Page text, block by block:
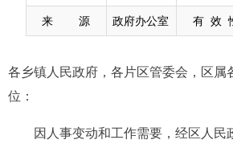
来 源
政府办公室 有 效
各乡镇人民政府，各片区管委会，区属
位 ：
因人事变动和工作需要， 经区人民